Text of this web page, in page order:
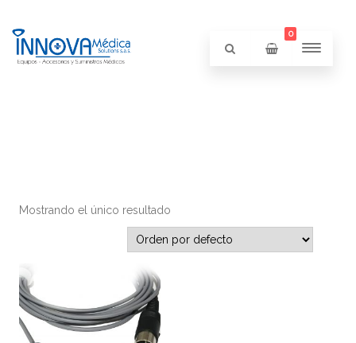
0
Mostrando el único resultado